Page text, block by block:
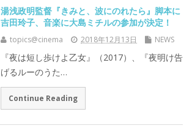
湯浅政明監督『きみと、波にのれたら』脚本に
吉田玲子、音楽に大島ミチルの参加が決定！
topics@cinema 2018年12月13日 NEWS
『夜は短し歩けよ乙女』（2017）、『夜明け告
げるルーのうた…
Continue Reading